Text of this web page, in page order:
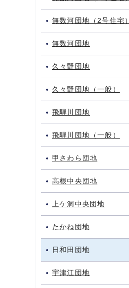
無数河団地（2号住宅）
無数河団地
久々野団地
久々野団地（一般）
飛騨川団地
飛騨川団地（一般）
甲さわら団地
高根中央団地
上ケ洞中央団地
たかね団地
日和田団地
宇津江団地